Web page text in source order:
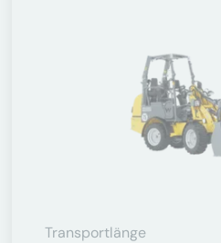
Transportlänge